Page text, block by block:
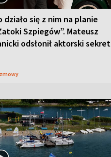
działo się z nim na planie
Szpiegów”. Mateusz
odsłonił aktorski sekret